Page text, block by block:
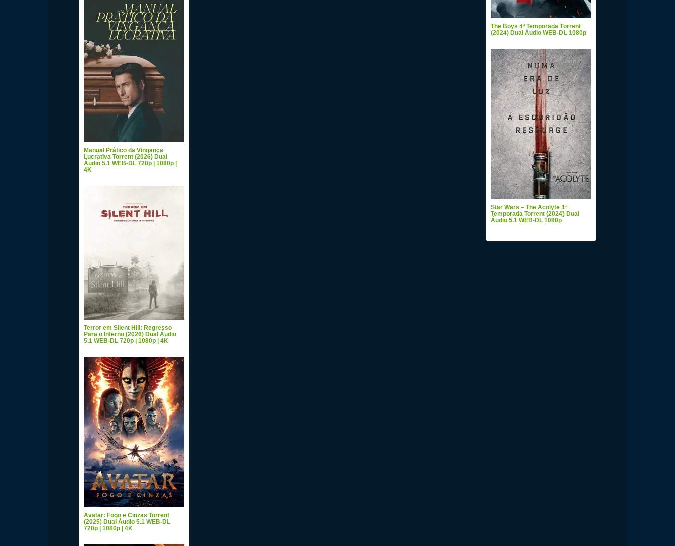
Manual Prático da Vingança
Lucrativa Torrent (2026) Dual
Áudio 5.1 WEB-DL 720p | 1080p |
4K
Terror em Silent Hill: Regresso
Para o Inferno (2026) Dual Áudio
5.1 WEB-DL 720p | 1080p | 4K
Avatar: Fogo e Cinzas Torrent
(2025) Dual Áudio 5.1 WEB-DL
720p | 1080p | 4K
The Boys 4ª Temporada Torrent
(2024) Dual Áudio WEB-DL 1080p
Star Wars – The Acolyte 1ª
Temporada Torrent (2024) Dual
Áudio 5.1 WEB-DL 1080p